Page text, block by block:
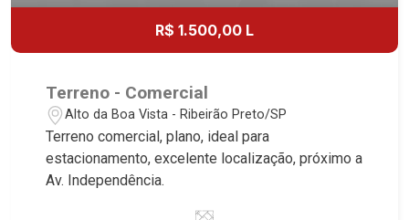
R$ 1.500,00 L
Terreno - Comercial
Alto da Boa Vista - Ribeirão Preto/SP
Terreno comercial, plano, ideal para
estacionamento, excelente localização, próximo a
Av. Independência.